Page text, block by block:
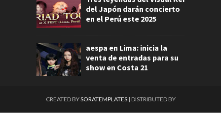
del Japón darán concierto
en el Perú este 2025
aespa en Lima: inicia la
venta de entradas para su
show en Costa 21
CREATED BYSORATEMPLATES| DISTRIBUTED BY